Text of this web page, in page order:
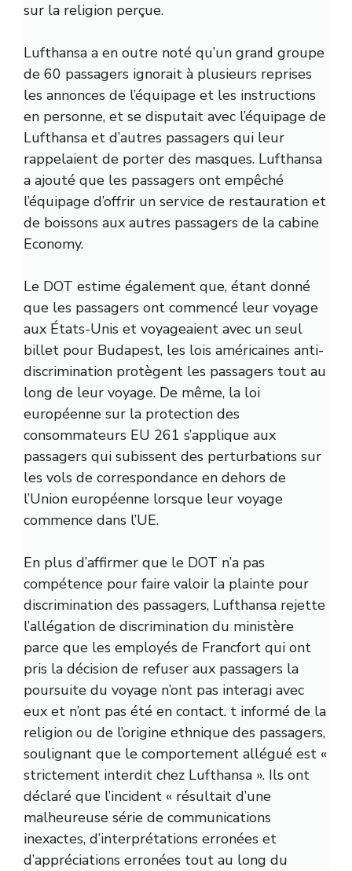
sur la religion perçue.
Lufthansa a en outre noté qu’un grand groupe
de 60 passagers ignorait à plusieurs reprises
les annonces de l’équipage et les instructions
en personne, et se disputait avec l’équipage de
Lufthansa et d’autres passagers qui leur
rappelaient de porter des masques. Lufthansa
a ajouté que les passagers ont empêché
l’équipage d’offrir un service de restauration et
de boissons aux autres passagers de la cabine
Economy.
Le DOT estime également que, étant donné
que les passagers ont commencé leur voyage
aux États-Unis et voyageaient avec un seul
billet pour Budapest, les lois américaines anti-
discrimination protègent les passagers tout au
long de leur voyage. De même, la loi
européenne sur la protection des
consommateurs EU 261 s’applique aux
passagers qui subissent des perturbations sur
les vols de correspondance en dehors de
l’Union européenne lorsque leur voyage
commence dans l’UE.
En plus d’affirmer que le DOT n’a pas
compétence pour faire valoir la plainte pour
discrimination des passagers, Lufthansa rejette
l’allégation de discrimination du ministère
parce que les employés de Francfort qui ont
pris la décision de refuser aux passagers la
poursuite du voyage n’ont pas interagi avec
eux et n’ont pas été en contact. t informé de la
religion ou de l’origine ethnique des passagers,
soulignant que le comportement allégué est «
strictement interdit chez Lufthansa ». Ils ont
déclaré que l’incident « résultait d’une
malheureuse série de communications
inexactes, d’interprétations erronées et
d’appréciations erronées tout au long du